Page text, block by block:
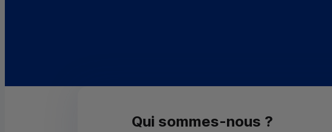
Qui sommes-nous ?